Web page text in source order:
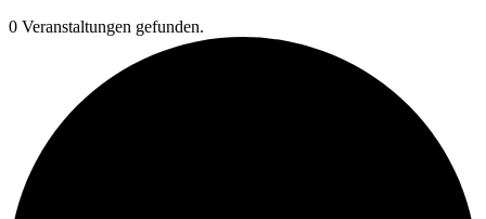
0 Veranstaltungen gefunden.